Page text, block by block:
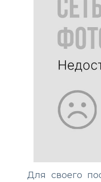
Для своего